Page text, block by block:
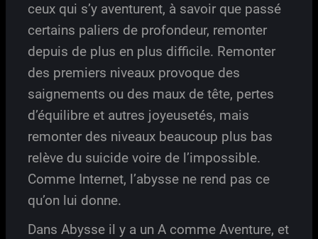
ceux qui s’y aventurent, à savoir que passé
certains paliers de profondeur, remonter
depuis de plus en plus difficile. Remonter
des premiers niveaux provoque des
saignements ou des maux de tête, pertes
d’équilibre et autres joyeusetés, mais
remonter des niveaux beaucoup plus bas
relève du suicide voire de l’impossible.
Comme Internet, l’abysse ne rend pas ce
qu’on lui donne.
Dans Abysse il y a un A comme Aventure, et